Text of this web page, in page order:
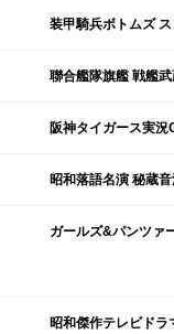
装甲騎兵ボトムズ
聯合艦隊旗艦 戦艦
阪神タイガース実
昭和落語名演 秘蔵
昭和傑作テレビド